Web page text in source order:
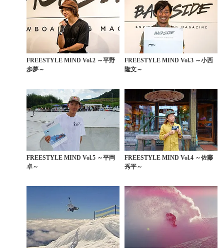
FREESTYLE MIND Vol.2 ～平野
歩夢～
FREESTYLE MIND Vol.3 ～小西
隆文～
FREESTYLE MIND Vol.5 ～平岡
卓～
FREESTYLE MIND Vol.4 ～佐藤
秀平～